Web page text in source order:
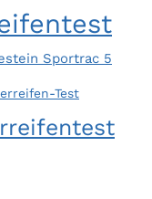
Sportrac 5
Test